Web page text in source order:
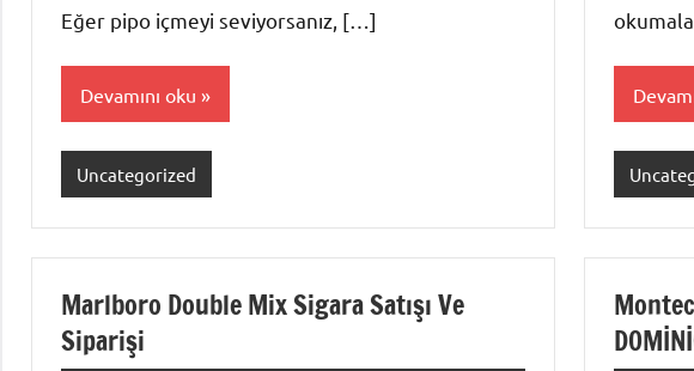
Eğer pipo içmeyi seviyorsanız, […]
Devamını oku
Uncategorized
Marlboro Double Mix Sigara Satışı Ve
Siparişi